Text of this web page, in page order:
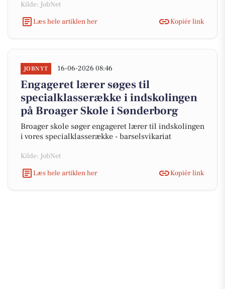
Kilde: JobNet
Læs hele artiklen her
Kopiér link
JOBNYT 16-06-2026 08:46
Engageret lærer søges til
specialklasserække i indskolingen
på Broager Skole i Sønderborg
Broager skole søger engageret lærer til indskolingen
i vores specialklasserække - barselsvikariat
Kilde: JobNet
Læs hele artiklen her
Kopiér link